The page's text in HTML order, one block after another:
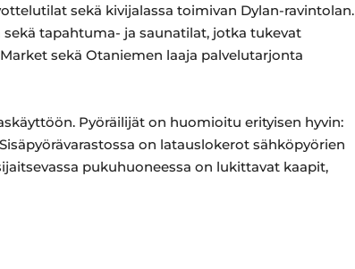
sekä kivijalassa toimivan Dylan-ravintolan.
tapahtuma- ja saunatilat, jotka tukevat
sekä Otaniemen laaja palvelutarjonta
Pyöräilijät on huomioitu erityisen hyvin:
on latauslokerot sähköpyörien
pukuhuoneessa on lukittavat kaapit,